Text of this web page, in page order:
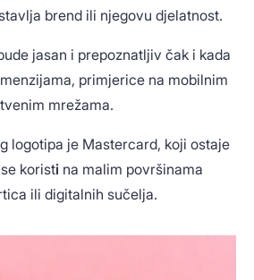
brend ili njegovu djelatnost.
jasan i prepoznatljiv čak i kada
primjerice na mobilnim
mrežama.
logotipa je Mastercard, koji ostaje
koristi na malim površinama
ili digitalnih sučelja.